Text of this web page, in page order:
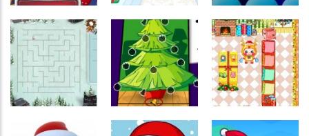
Raciocínio
Lógico
Christimas
Breaker
Passatempo
Presentes de
Natal
Memória
Jogo da
memória III